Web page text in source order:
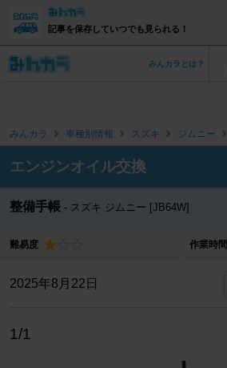
記事を保存していつでも見られる！
みんカラとは？
みんカラ 車種別情報 スズキ ジムニー
エンジンオイル交換
整備手帳 スズキ ジムニー [JB64W]
難易度 作業時間
2025年8月22日
1/1